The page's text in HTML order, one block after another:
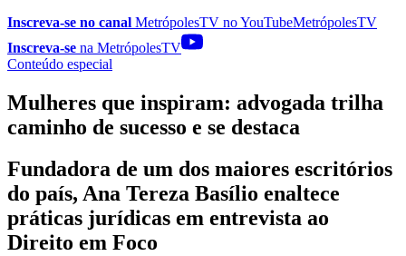
Inscreva-se no canal MetrópolesTV noYouTubeMetrópolesTV
Inscreva-se na MetrópolesTV
Conteúdo especial
Mulheres que inspiram: advogada trilha
caminho de sucesso e se destaca
Fundadora de um dos maiores escritórios
do país, Ana Tereza Basílio enaltece
práticas jurídicas em entrevista ao
Direito em Foco